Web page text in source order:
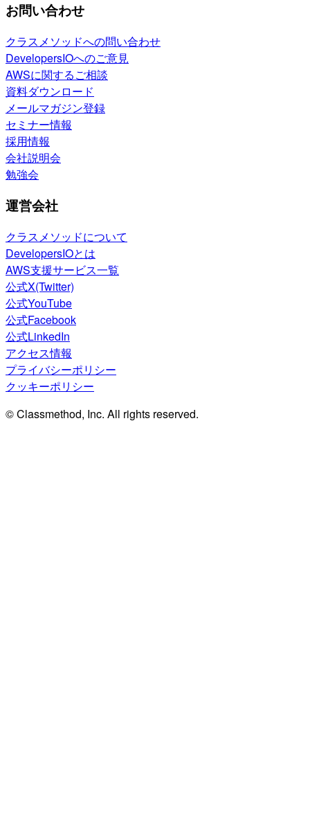
お問い合わせ
クラスメソッドへの問い合わせ
DevelopersIOへのご意見
AWSに関するご相談
資料ダウンロード
メールマガジン登録
セミナー情報
採用情報
会社説明会
勉強会
運営会社
クラスメソッドについて
DevelopersIOとは
AWS支援サービス一覧
公式X(Twitter)
公式YouTube
公式Facebook
公式LinkedIn
アクセス情報
プライバシーポリシー
クッキーポリシー
© Classmethod, Inc. All rights reserved.